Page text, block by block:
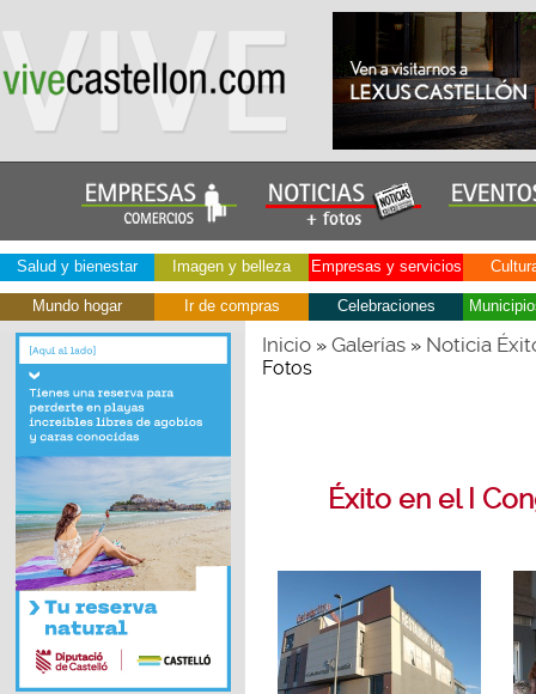
Salud y bienestar Imagen y belleza Empresas y servicios
Mundo hogar Ir de compras Celebraciones
Inicio» Galerías» Noticia
Fotos
Éxito en el I